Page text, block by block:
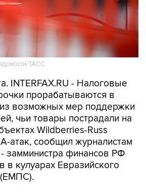
ТАСС
INTERFAX.RU - Налоговые
прорабатываются в
возможных мер поддержки
чьи товары пострадали на
Wildberries-Russ
атак, сообщил журналистам
- замминистра финансов РФ
в кулуарах Евразийского